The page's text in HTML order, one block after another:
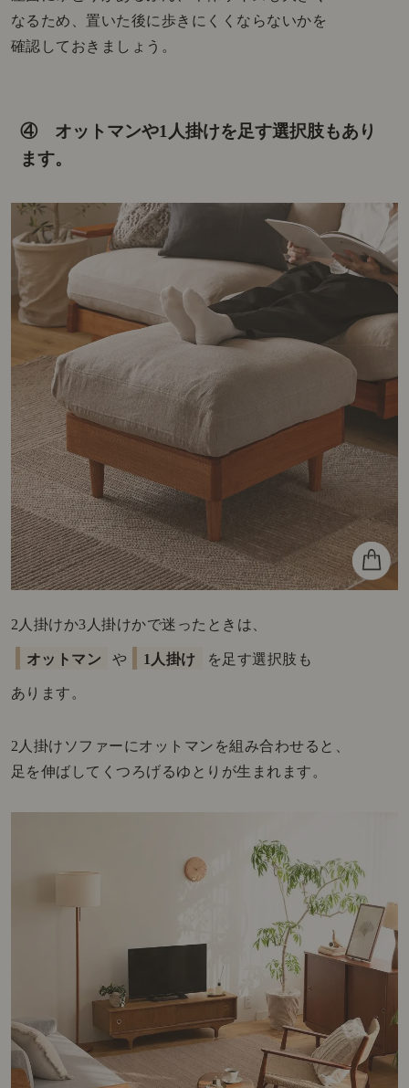
なるため、置いた後に歩きにくくならないかを
確認しておきましょう。
④ オットマンや1人掛けを足す選択肢もあり
ます。
2人掛けか3人掛けかで迷ったときは、
オットマン や 1人掛け を足す選択肢も
あります。
2人掛けソファーにオットマンを組み合わせると、
足を伸ばしてくつろげるゆとりが生まれます。